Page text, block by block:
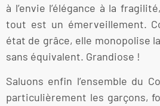
à l’envie l’élégance à la
tout est un émerveillement.
état de grâce, elle monopolise
sans équivalent. Grandiose !
Saluons enfin l’ensemble du
particulièrement les garçons,